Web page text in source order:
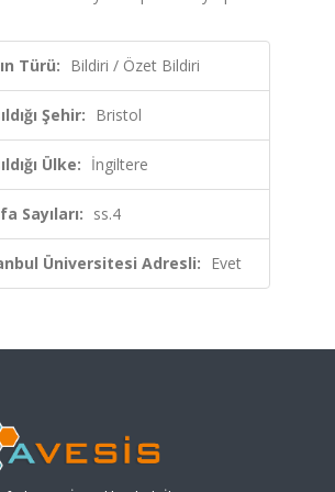
Türü: Bildiri / Özet Bildiri
Şehir: Bristol
Ülke: İngiltere
Sayıları: ss.4
Üniversitesi Adresli: Evet